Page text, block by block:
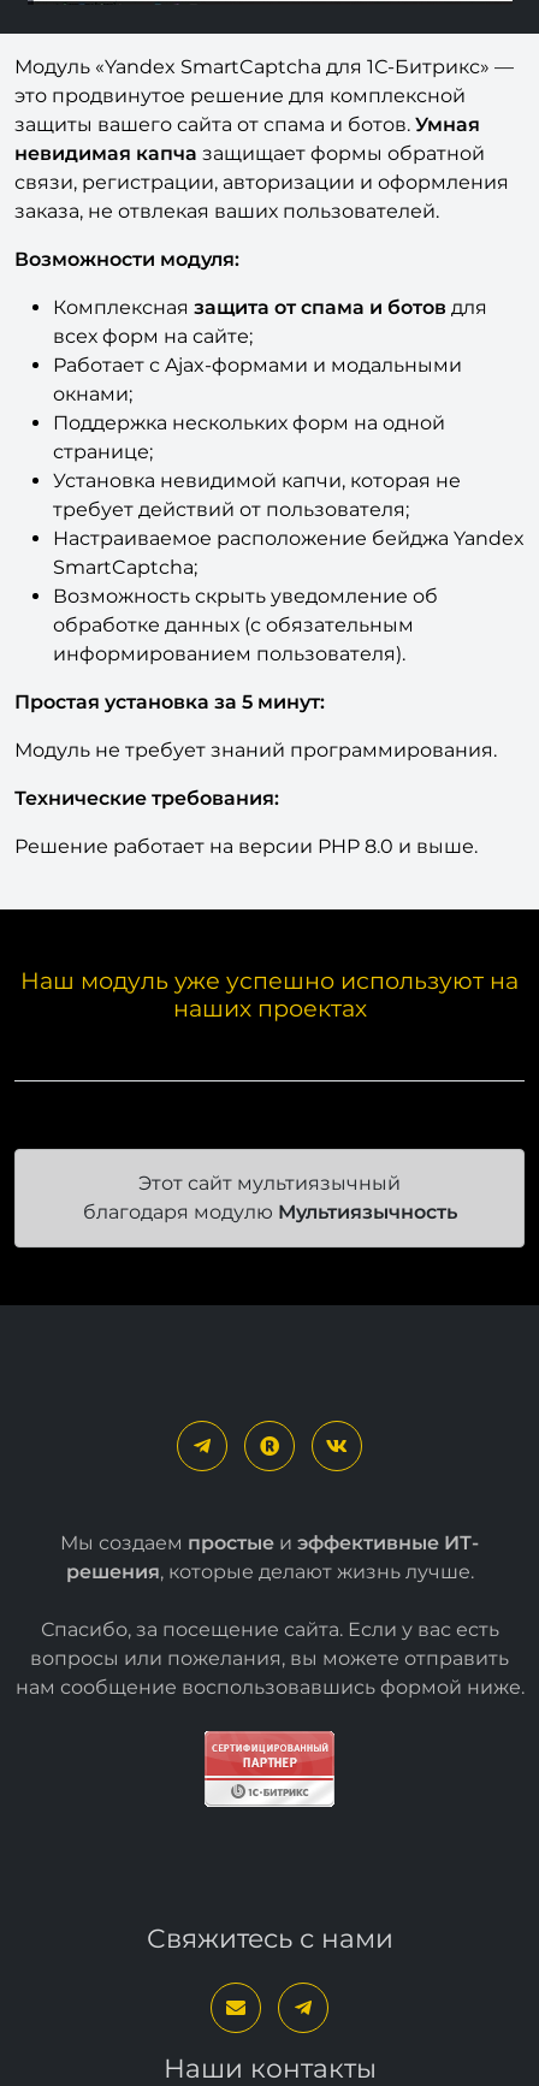
Модуль «Yandex SmartCaptcha для 1С-Битрикс» —
это продвинутое решение для комплексной
защиты вашего сайта от спама и ботов. Умная
невидимая капча защищает формы обратной
связи, регистрации, авторизации и оформления
заказа, не отвлекая ваших пользователей.
Возможности модуля:
Комплексная защита от спама и ботов для
всех форм на сайте;
Работает с Ajax-формами и модальными
окнами;
Поддержка нескольких форм на одной
странице;
Установка невидимой капчи, которая не
требует действий от пользователя;
Настраиваемое расположение бейджа Yandex
SmartCaptcha;
Возможность скрыть уведомление об
обработке данных (с обязательным
информированием пользователя).
Простая установка за 5 минут:
Модуль не требует знаний программирования.
Технические требования:
Решение работает на версии PHP 8.0 и выше.
Наш модуль уже успешно используют на
наших проектах
Этот сайт мультиязычный
благодаря модулю Мультиязычность
Мы создаем простые и эффективные ИТ-
решения, которые делают жизнь лучше.
Спасибо, за посещение сайта. Если у вас есть
вопросы или пожелания, вы можете отправить
нам сообщение воспользовавшись формой ниже.
Свяжитесь с нами
Наши контакты